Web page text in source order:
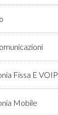
Fissa E VOIP
Mobile